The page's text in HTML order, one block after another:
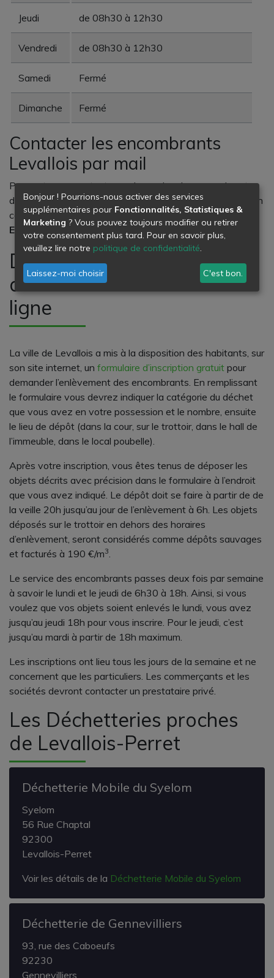
Jeudi de 08h30 à 12h30
Vendredi de 08h30 à 12h30
Samedi Fermé
Dimanche Fermé
Contacter les encombrants
Levallois par mail
Pour entrer en contact avec le service des encombrants
de Levallois, vous pouvez, si vous le souhaitez, envoyer un
courriel en leur écrivant à l’adresse suivante :
Encombrants@ville-levallois.fr.
Demande d’enlèvement
d’encombrants Levallois en
ligne
La ville de Levallois a mis à la disposition des habitants, sur
son site internet, un formulaire d’inscription gratuit pour
demander l’enlèvement des encombrants. En remplissant
le formulaire vous devrez indiquer la catégorie du déchet
que vous avez en votre possession et le nombre, ensuite
le lieu de dépôt (dans la cour, sur le trottoir, dans le hall de
l’immeuble, dans le local poubelle).
Après votre inscription, vous êtes tenus de déposer les
objets décrits avec précision dans le formulaire à l’endroit
que vous avez indiqué. Le dépôt doit se faire à partir de de
la veille 20h jusqu’au jour de l’enlèvement à 6h. Les objets
déposés sur le trottoir en dehors des horaires
d’enlèvement, seront considérés comme dépôts sauvages
et facturés à 190 €/m3
Le service des encombrants passes deux fois par semaine
à savoir le lundi et le jeudi de 6h30 à 18h. Ainsi, si vous
voulez que vos objets soient enlevés le lundi, vous avez
jusqu’au jeudi 18h pour vous inscrire. Pour le jeudi, c’est
jusqu’au mardi à partir de 18h maximum.
Les inscriptions ont lieu tous les jours de la semaine et ne
concernent que les particuliers. Les commerçants et les
sociétés devront contacter un prestataire privé.
Les Déchetteries proches
de Levallois-Perret
Déchetterie Mobile du Syelom
Syelom
56 Rue Chaptal
92300
Levallois-Perret
Voir les détails de la Déchetterie Mobile du Syelom
Déchetterie de Gennevilliers
93, rue des Caboeufs
92230
Gennevilliers
Bonjour ! Pourrions-nous activer des services
supplémentaires pour Fonctionnalités, Statistiques &
Marketing ? Vous pouvez toujours modifier ou retirer
votre consentement plus tard. Pour en savoir plus,
veuillez lire notre politique de confidentialité.
Laissez-moi choisir C'est bon.